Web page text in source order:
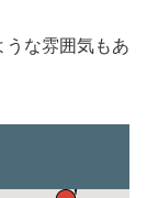
うな雰囲気もあ